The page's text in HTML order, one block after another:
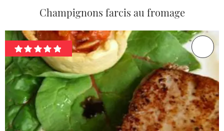
Champignons farcis au fromage